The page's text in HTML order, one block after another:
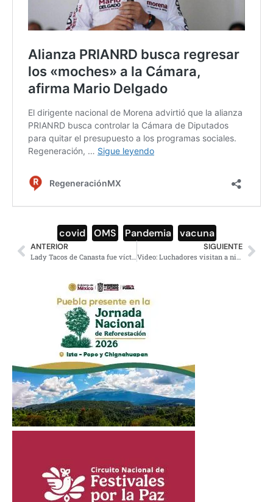
covid OMS Pandemia vacuna
ANTERIOR SIGUIENTE